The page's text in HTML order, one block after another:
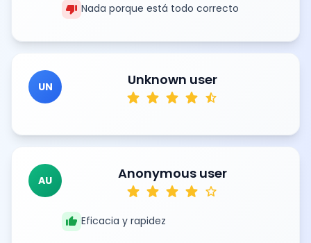
thumb_down Nada porque está todo correcto
UN Unknown user
star star star star star_half
AU Anonymous user
star star star star star
thumb_up Eficacia y rapidez